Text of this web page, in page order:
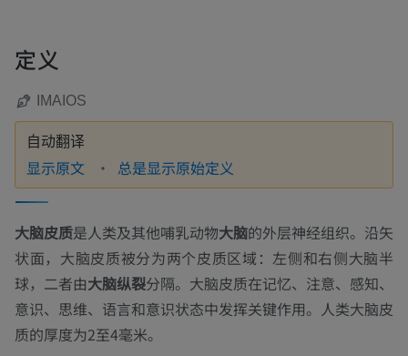
定义
IMAIOS
自动翻译
显示原文 总是显示原始定义
大脑皮质是人类及其他哺乳动物大脑的外层神经组织。沿矢
状面，大脑皮质被分为两个皮质区域：左侧和右侧大脑半
球，二者由大脑纵裂分隔。大脑皮质在记忆、注意、感知、
意识、思维、语言和意识状态中发挥关键作用。人类大脑皮
质的厚度为2至4毫米。